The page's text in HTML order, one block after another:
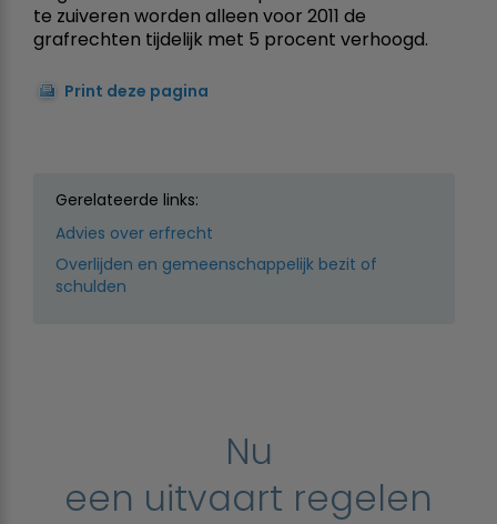
te zuiveren worden alleen voor 2011 de
grafrechten tijdelijk met 5 procent verhoogd.
Print deze pagina
Gerelateerde links:
Advies over erfrecht
Overlijden en gemeenschappelijk bezit of
schulden
Nu
een uitvaart regelen